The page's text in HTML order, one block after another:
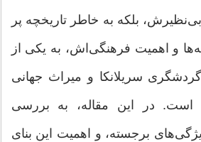
بلکه به خاطر تاریخچه پر
و اهمیت فرهنگی‌اش، به یکی از
سریلانکا و میراث جهانی
است. در این مقاله، به بررسی
برجسته، و اهمیت این بنای